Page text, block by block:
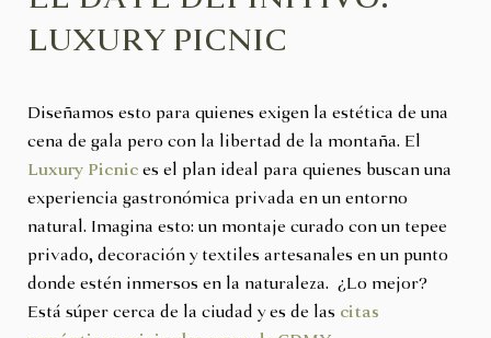
LUXURY PICNIC
Diseñamos esto para quienes exigen la estética de una
cena de gala pero con la libertad de la montaña. El
Luxury Picnic es el plan ideal para quienes buscan una
experiencia gastronómica privada en un entorno
natural. Imagina esto: un montaje curado con un tepee
privado, decoración y textiles artesanales en un punto
donde estén inmersos en la naturaleza. ¿Lo mejor?
Está súper cerca de la ciudad y es de las citas